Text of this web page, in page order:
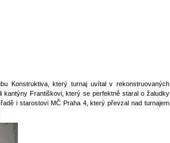
Konstruktiva, který turnaj uvítal v rekonstruovaných
kantýny Františkovi, který se perfektně staral o žaludky
i starostovi MČ Praha 4, který převzal nad turnajem